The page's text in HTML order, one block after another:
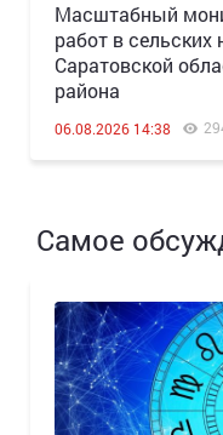
Масштабный
работ в сельских
Саратовской
района
06.08.2026 14:38
Самое